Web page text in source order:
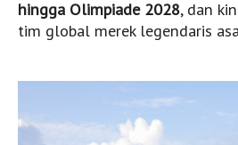
hingga Olimpiade 2028, dan
tim global merek legendaris